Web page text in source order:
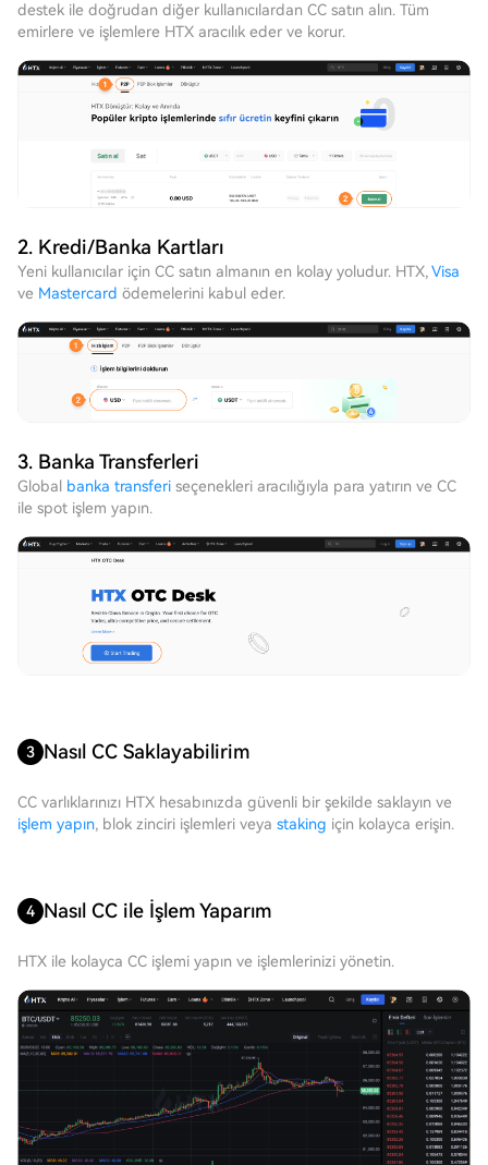
destek ile doğrudan diğer kullanıcılardan CC satın alın. Tüm
emirlere ve işlemlere HTX aracılık eder ve korur.
2. Kredi/Banka Kartları
Yeni kullanıcılar için CC satın almanın en kolay yoludur. HTX, Visa
ve Mastercard ödemelerini kabul eder.
3. Banka Transferleri
Global banka transferi seçenekleri aracılığıyla para yatırın ve CC
ile spot işlem yapın.
3 Nasıl CC Saklayabilirim
CC varlıklarınızı HTX hesabınızda güvenli bir şekilde saklayın ve
işlem yapın, blok zinciri işlemleri veya staking için kolayca erişin.
4 Nasıl CC ile İşlem Yaparım
HTX ile kolayca CC işlemi yapın ve işlemlerinizi yönetin.